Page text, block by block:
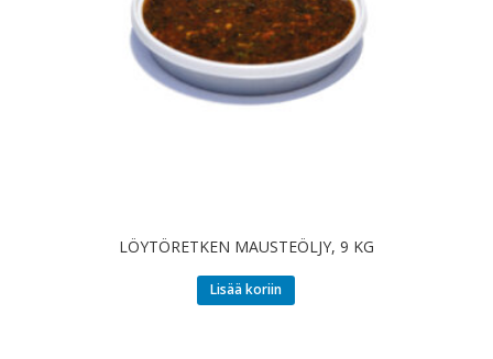
LÖYTÖRETKEN MAUSTEÖLJY, 9 KG
Lisää koriin